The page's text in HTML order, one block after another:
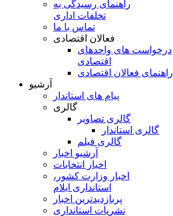
راهنمای رسیدگی به
تخلفات اداری
تماس با ما
فعالان اقتصادی
درخواست های واحدهای
اقتصادی
راهنمای فعالان اقتصادی
آرشیو
پیام های استاندار
گالری
گالری تصاویر
گالری استاندار
گالری فیلم
آرشیو اخبار
اخبار انتخابات
اخبار وزارت کشور،
استانداری ایلام
پربازدیدترین اخبار
نشریات استانداری